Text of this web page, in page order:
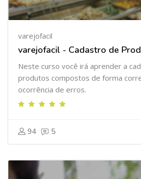
varejofacil
varejofacil - Cadastro de
Neste curso você irá aprender a
produtos compostos de forma
ocorrência de erros.
94 5